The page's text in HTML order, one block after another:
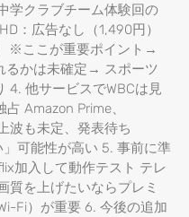
学クラブチーム体験回の
：広告なし（1,490円）
※ここが重要ポイント→
るかは未確定→ スポーツ
4. 他サービスでWBCは見
Amazon Prime、
波も未定、発表待ち
可能性が高い 5. 事前に準
加入して動作テスト テレ
質を上げたいならプレミ
Fi）が重要 6. 今後の追加